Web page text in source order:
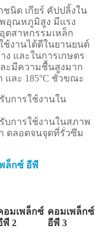
ชนิด เกียร์ คัปปลิ้งใน
พอุณหภูมิสูง มีแรง
ตสาหกรรมเหล็ก
ช้งานได้ดีในยานยนต์
ง และในการเกษตร
ะมีความชื้นสูงมาก
และ 185°C ชั่วขณะ
บการใช้งานใน
บการใช้งานในสภาพ
ตลอดจนจุดที่รั่วซึม
ล็กซ์ อีพี
อมเพล็กซ์
พี 2
คอมเพล็กซ์
อีพี 3